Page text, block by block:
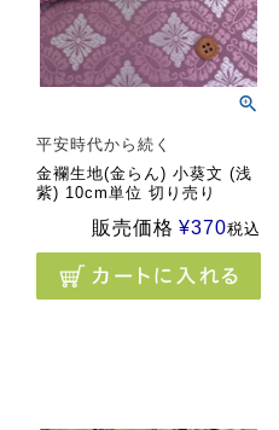
平安時代から続く
金襴生地(金らん) 小葵文 (浅
紫) 10cm単位 切り売り
販売価格 ¥370税込